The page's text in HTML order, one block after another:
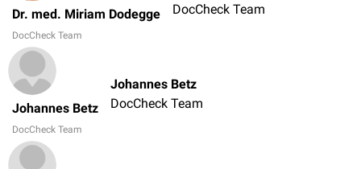
Dr. med. Miriam Dodegge
DocCheck Team
DocCheck Team
Johannes Betz
DocCheck Team
Johannes Betz
DocCheck Team